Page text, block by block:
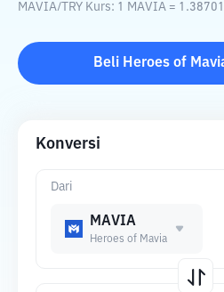
MAVIA/ TRY Kurs: 1 MAVIA =
Beli Heroes of
Konversi
Dari
MAVIA
Heroes of Mavia